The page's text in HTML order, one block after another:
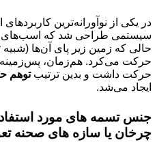
در یکی از نوآورانه‌ترین کاربردهای
سیستمی طراحی شد که اسب‌های
حالی که زمین زیر پای آن‌ها
حرکت می‌کرد. هم‌زمان،
حرکت داشت و بدین ترتیبتوهم
ایجاد می‌شد.
جنس تسمه های مورد
چرخان یا سازه‌ های صحنه